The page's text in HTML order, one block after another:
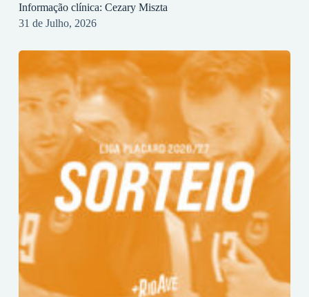
Informação clínica: Cezary Miszta
31 de Julho, 2026